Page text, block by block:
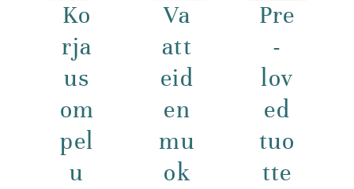
Ko
rja
us
om
pel
u
Va
att
eid
en
mu
ok
Pre
-
lov
ed
tuo
tte